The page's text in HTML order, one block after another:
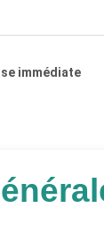
immédiate